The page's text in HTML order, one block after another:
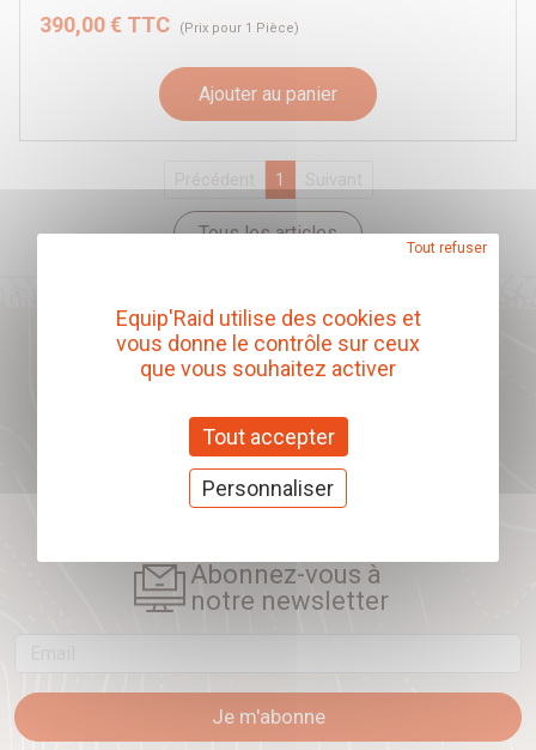
Tous les articles
390,00 € TTC (Prix pour 1 Pièce)
Ajouter au panier
1
Télécharger
Abonnez-vous à
notre newsletter
Je m'abonne
Equip'Raid utilise des cookies et
vous donne le contrôle sur ceux
que vous souhaitez activer
Tout accepter
Tout refuser
Personnaliser